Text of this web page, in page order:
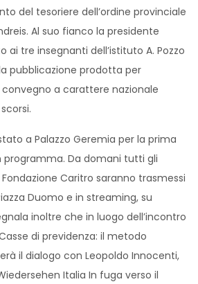
del tesoriere dell’ordine provinciale
Al suo fianco la presidente
ai tre insegnanti dell’istituto A. Pozzo
pubblicazione prodotta per
a carattere nazionale
a Palazzo Geremia per la prima
programma. Da domani tutti gli
Caritro saranno trasmessi
Duomo e in streaming, su
inoltre che in luogo dell’incontro
di previdenza: il metodo
il dialogo con Leopoldo Innocenti,
Italia In fuga verso il